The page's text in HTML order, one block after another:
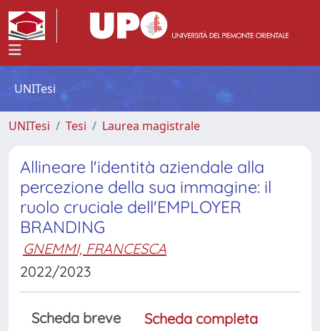
UNITesi
UNITesi Tesi Laurea magistrale
Allineare l'identità aziendale alla
percezione della sua immagine: il
ruolo cruciale dell'EMPLOYER
BRANDING
GNEMMI, FRANCESCA
2022/2023
Scheda breve
Scheda completa